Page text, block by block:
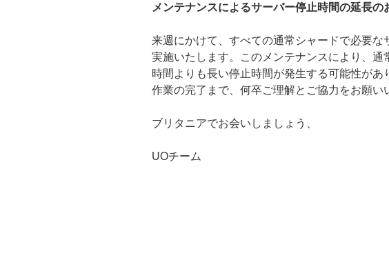
メンテナンスによるサーバー停止時間の延長の
来週にかけて、すべての通常シャードで必要な
実施いたします。このメンテナンスにより、通
時間よりも長い停止時間が発生する可能性があ
作業の完了まで、何卒ご理解とご協力をお願い
ブリタニアでお会いしましょう、
UOチーム